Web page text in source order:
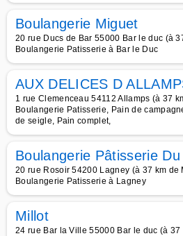
Boulangerie Miguet
20 rue Ducs de Bar 55000 Bar le duc (à
Boulangerie Patisserie à Bar le Duc
AUX DELICES D
1 rue Clemenceau 54112 Allamps (à 37
Boulangerie Patisserie, Pain de
de seigle, Pain complet,
Boulangerie Pâtisserie
20 rue Rosoir 54200 Lagney (à 37 km de
Boulangerie Patisserie à Lagney
Millot
24 rue Bar la Ville 55000 Bar le duc (à